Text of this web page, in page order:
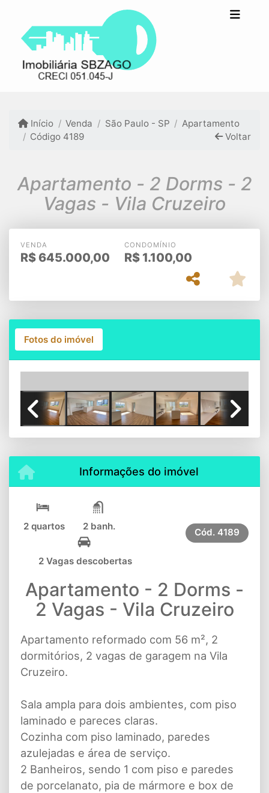
Início Venda São Paulo - SP
Apartamento
Código 4189
Voltar
Apartamento - 2 Dorms - 2
Vagas - Vila Cruzeiro
VENDA
R$ 645.000,00
CONDOMÍNIO
R$ 1.100,00
Fotos do imóvel
Previous Next
Informações do imóvel
2 quartos 2 banh.
2 Vagas descobertas
Cód. 4189
Apartamento - 2 Dorms -
2 Vagas - Vila Cruzeiro
Apartamento reformado com 56 m², 2
dormitórios, 2 vagas de garagem na Vila
Cruzeiro.
Sala ampla para dois ambientes, com piso
laminado e pareces claras.
Cozinha com piso laminado, paredes
azulejadas e área de serviço.
2 Banheiros, sendo 1 com piso e paredes
de porcelanato, pia de mármore e box de